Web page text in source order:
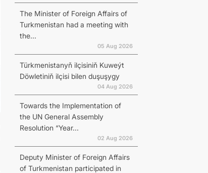
The Minister of Foreign Affairs of
Turkmenistan had a meeting with
the...
05 Aug 2026
Türkmenistanyň ilçisiniň Kuweýt
Döwletiniň ilçisi bilen duşuşygy
04 Aug 2026
Towards the Implementation of
the UN General Assembly
Resolution “Year...
02 Aug 2026
Deputy Minister of Foreign Affairs
of Turkmenistan participated in